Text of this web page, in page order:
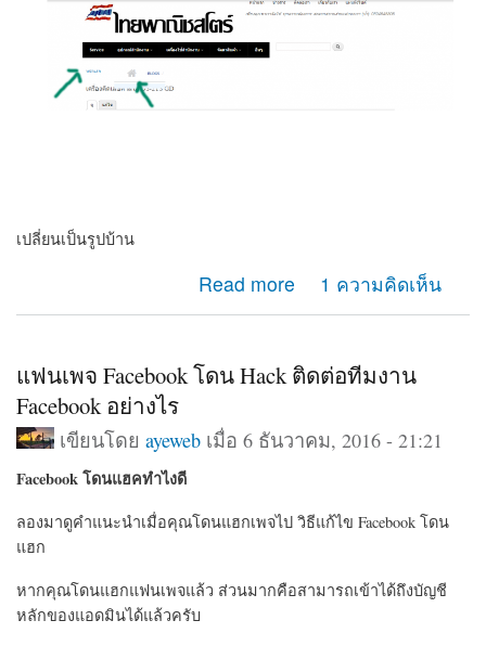
เปลี่ยนเป็นรูปบ้าน
Read more
about ใส่รูปภาพแทนหน้าแรกใน breadcrumb1 ความคิดเห็น
แฟนเพจ Facebook โดน Hack ติดต่อทีมงาน
Facebook อย่างไร
เขียนโดยayeweb เมื่อ 6 ธันวาคม, 2016 - 21:21
Facebook โดนแฮคทำไงดี
ลองมาดูคำแนะนำเมื่อคุณโดนแฮกเพจไป วิธีแก้ไข Facebook โดน
แฮก
หากคุณโดนแฮกแฟนเพจแล้ว ส่วนมากคือสามารถเข้าได้ถึงบัญชี
หลักของแอดมินได้แล้วครับ